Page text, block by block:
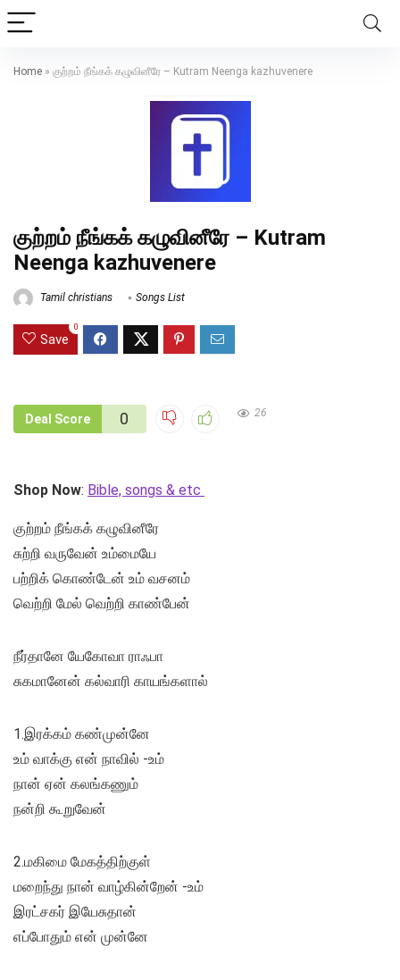
Home » குற்றம் நீங்கக் கழுவினீரே – Kutram Neenga kazhuvenere
குற்றம் நீங்கக் கழுவினீரே – Kutram
Neenga kazhuvenere
Tamil christians Songs List
Save
0
Deal Score 0 26
Shop Now: Bible, songs & etc
குற்றம் நீங்கக் கழுவினீரே
சுற்றி வருவேன் உம்மையே
பற்றிக் கொண்டேன் உம் வசனம்
வெற்றி மேல் வெற்றி காண்பேன்
நீர்தானே யேகோவா ராஃபா
சுகமானேன் கல்வாரி காயங்களால்
1.இரக்கம் கண்முன்னே
உம் வாக்கு என் நாவில் -உம்
நான் ஏன் கலங்கணும்
நன்றி கூறுவேன்
2.மகிமை மேகத்திற்குள்
மறைந்து நான் வாழ்கின்றேன் -உம்
இரட்சகர் இயேசுதான்
எப்போதும் என் முன்னே